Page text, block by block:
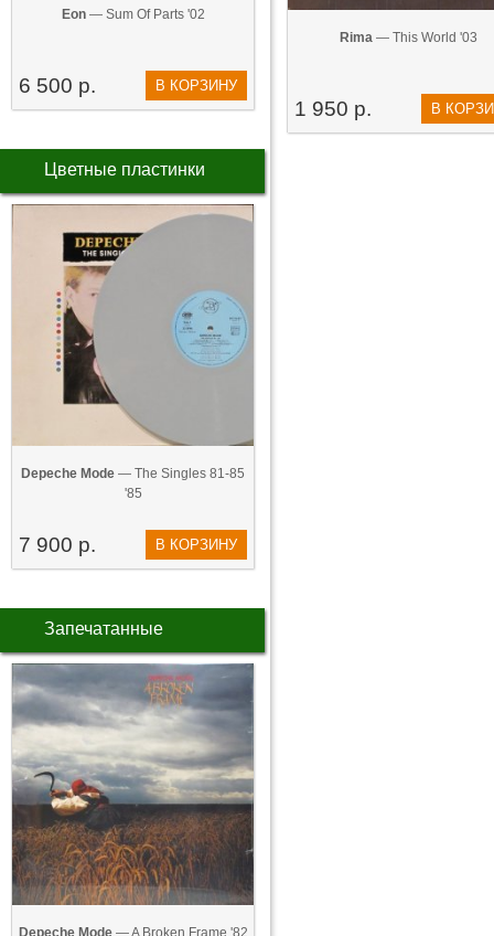
Eon— Sum Of Parts '02
6 500 р. В КОРЗИНУ
Цветные пластинки
Depeche Mode — The Singles 81-85
'85
7 900 р. В КОРЗИНУ
Запечатанные
Depeche Mode— A Broken Frame '82
Rima — This World '03
1 950 р. В